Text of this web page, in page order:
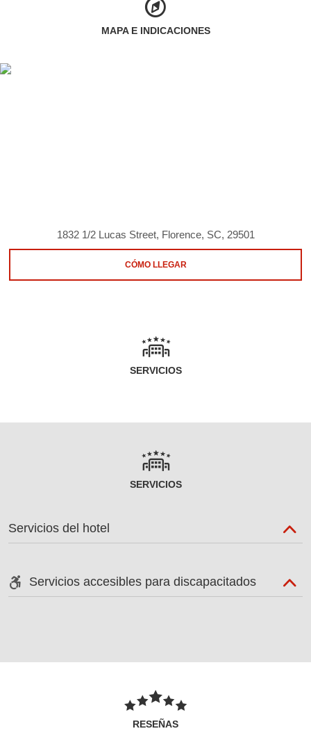
MAPA E INDICACIONES
1832 1/2 Lucas Street, Florence, SC, 29501
CÓMO LLEGAR
SERVICIOS
SERVICIOS
Servicios del hotel
Servicios accesibles para discapacitados
RESEÑAS